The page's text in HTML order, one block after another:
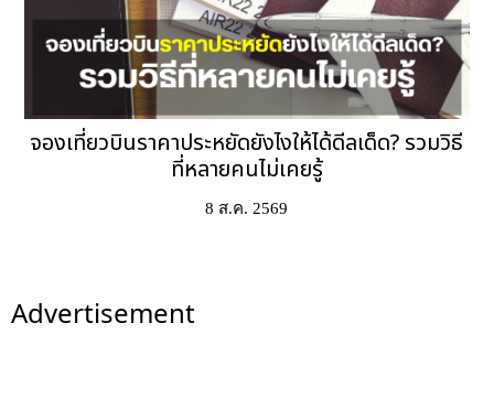
จองเที่ยวบินราคาประหยัดยังไงให้ได้ดีลเด็ด? รวมวิธี
ที่หลายคนไม่เคยรู้
8 ส.ค. 2569
Advertisement